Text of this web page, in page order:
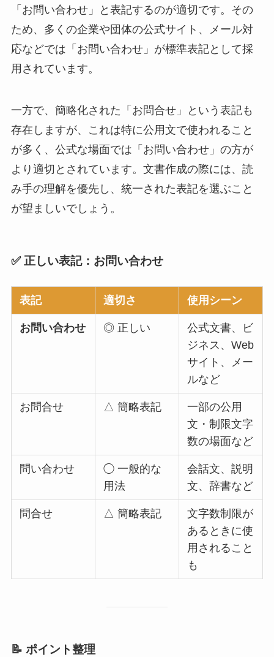
「お問い合わせ」と表記するのが適切です。その
ため、多くの企業や団体の公式サイト、メール対
応などでは「お問い合わせ」が標準表記として採
用されています。
一方で、簡略化された「お問合せ」という表記も
存在しますが、これは特に公用文で使われること
が多く、公式な場面では「お問い合わせ」の方が
より適切とされています。文書作成の際には、読
み手の理解を優先し、統一された表記を選ぶこと
が望ましいでしょう。
✅ 正しい表記： お問い合わせ
表記 適切さ 使用シーン
お問い合わせ ◎ 正しい
公式文書、ビ
ジネス、Web
サイト、メー
ルなど
お問合せ △ 簡略表記
一部の公用
文・制限文字
数の場面など
問い合わせ
◯ 一般的な
用法
会話文、説明
文、辞書など
問合せ △ 簡略表記
文字数制限が
あるときに使
用されること
も
📝 ポイント整理